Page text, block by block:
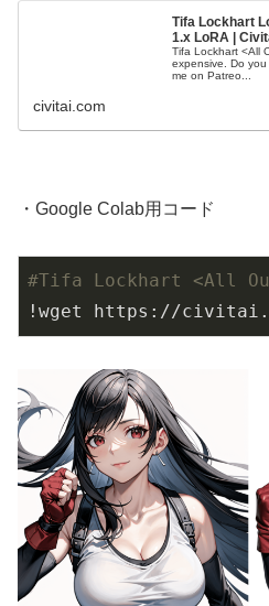
Tifa Lockhart
1.x LoRA |
Tifa Lockhart <All
expensive. Do
me on Patreo...
civitai.com
・Google Colab用コード
#Tifa Lockhart <All
!wget https://